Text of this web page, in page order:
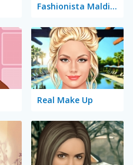
Fashionista Maldives
Real Make Up